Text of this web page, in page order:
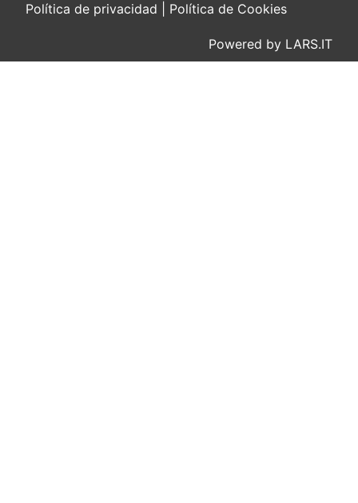
Política de privacidad
Política de Cookies
Powered by LARS.IT